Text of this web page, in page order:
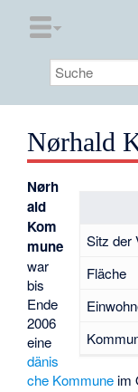
Nørhald
Sitz der
Fläche
Nørh
ald
Kom
mune
war
bis
Ende
2006
eine
dänis
che Kommune im